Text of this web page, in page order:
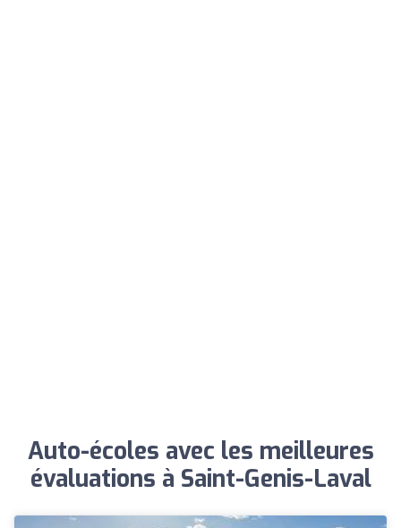
Auto-écoles avec les meilleures
évaluations à Saint-Genis-Laval